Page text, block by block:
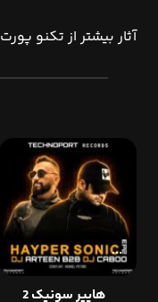
آثار بیشتر از تکنو پورت
هایپر سونیک 2